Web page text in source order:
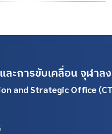
ะการขับเคลื่อน จุฬาล
and Strategic Office